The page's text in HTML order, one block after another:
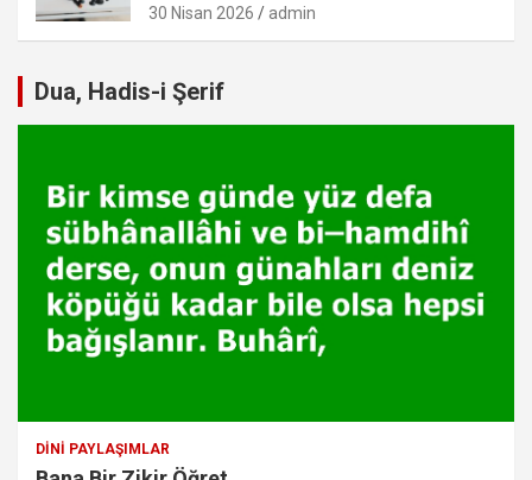
30 Nisan 2026 admin
Dua, Hadis-i Şerif
DINI PAYLAŞIMLAR